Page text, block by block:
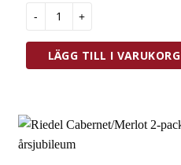
Riedel Sour 2-pack mängd
LÄGG TILL I VARUKORG